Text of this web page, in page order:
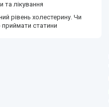
та лікування
рівень холестерину. Чи
приймати статини